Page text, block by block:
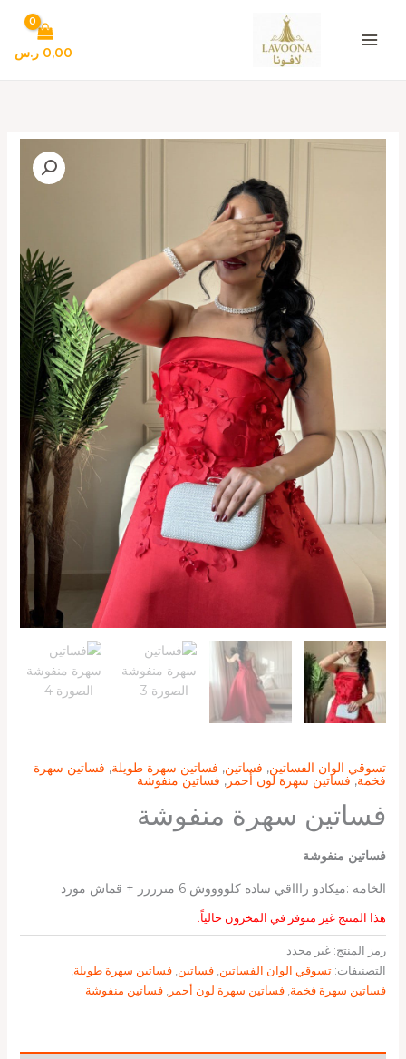
المحتوى
0,00 ر.س
تسوقي الوان الفساتين, فساتين, فساتين سهرة طويلة, فساتين سهرة
فخمة,فساتين سهرة لون أحمر, فساتين منفوشة
فساتين سهرة منفوشة
فساتين منفوشة
الخامه :ميكادو راااقي ساده كلووووش 6 مترررر + قماش مورد
هذا المنتج غير متوفر في المخزون حالياً.
رمز المنتج: غير محدد
التصنيفات: تسوقي الوان الفساتين, فساتين, فساتين سهرة طويلة,
فساتين سهرة فخمة, فساتين سهرة لون أحمر , فساتين منفوشة